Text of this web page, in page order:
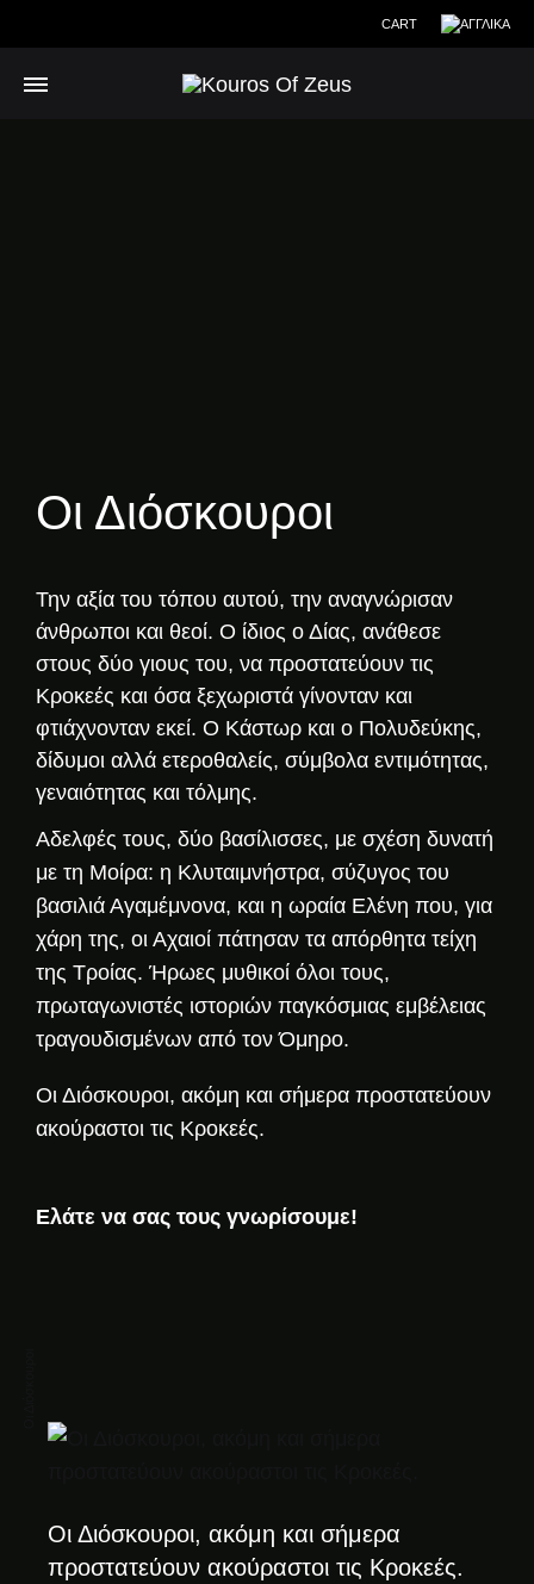
CART
Οι Διόσκουροι
Την αξία του τόπου αυτού, την αναγνώρισαν
άνθρωποι και θεοί. Ο ίδιος ο Δίας, ανάθεσε
στους δύο γιους του, να προστατεύουν τις
Κροκεές και όσα ξεχωριστά γίνονταν και
φτιάχνονταν εκεί. Ο Κάστωρ και ο Πολυδεύκης,
δίδυμοι αλλά ετεροθαλείς, σύμβολα εντιμότητας,
γεναιότητας και τόλμης.
Αδελφές τους, δύο βασίλισσες, με σχέση δυνατή
με τη Μοίρα: η Κλυταιμνήστρα, σύζυγος του
βασιλιά Αγαμέμνονα, και η ωραία Ελένη που, για
χάρη της, οι Αχαιοί πάτησαν τα απόρθητα τείχη
της Τροίας. Ήρωες μυθικοί όλοι τους,
πρωταγωνιστές ιστοριών παγκόσμιας εμβέλειας
τραγουδισμένων από τον Όμηρο.
Οι Διόσκουροι, ακόμη και σήμερα προστατεύουν
ακούραστοι τις Κροκεές.
Eλάτε να σας τους γνωρίσουμε!
Οι Διόσκουροι, ακόμη και σήμερα
προστατεύουν ακούραστοι τις Κροκεές.